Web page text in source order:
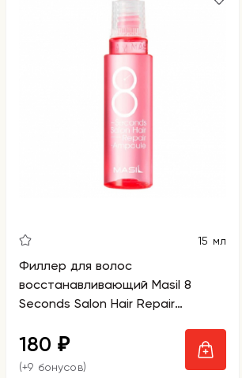
15 мл
Филлер для волос
восстанавливающий Masil 8
Seconds Salon Hair Repair
180 ₽
(+9 бонусов)